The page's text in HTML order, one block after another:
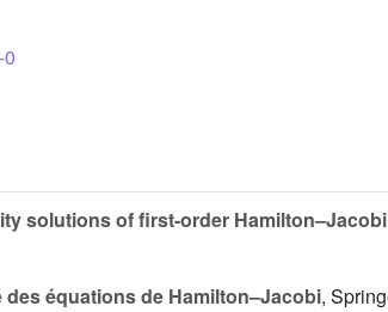
solutions of first-order
équations de Hamilton–Jacobi,